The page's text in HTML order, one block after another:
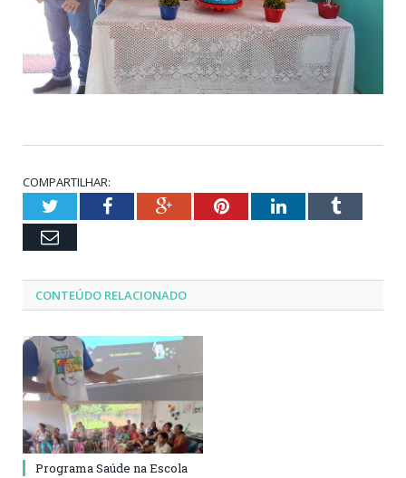
COMPARTILHAR:
TwitterFacebookGoogle+PinterestLinkedInTumblr
Email
CONTEÚDO RELACIONADO
Programa Saúde na Escola